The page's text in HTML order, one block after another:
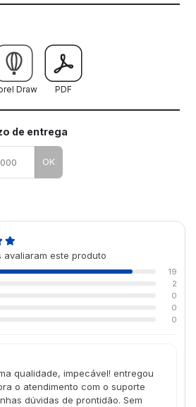
como utilizar os nossos gabaritos
Draw PDF
de entrega
OK
avaliaram este produto
19
2
0
0
0
qualidade, impecável! entregou
o atendimento com o suporte
dúvidas de prontidão. Sem